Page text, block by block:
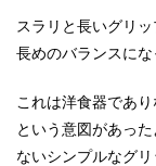
スラリと長いグリ
長めのバランスにな
これは洋食器であ
という意図があっ
ないシンプルなグ